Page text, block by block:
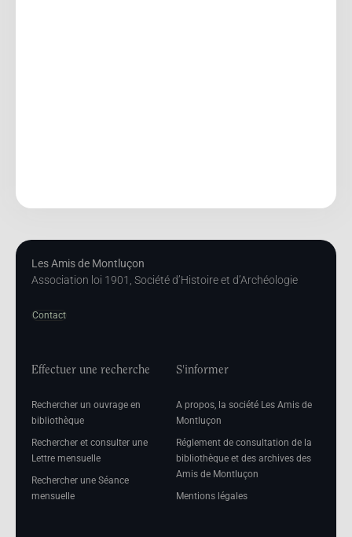
Les Amis de Montluçon
Association loi 1901, Société d’Histoire et d’Archéologie
Contact
Effectuer une recherche
Rechercher un ouvrage en
bibliothèque
Rechercher et consulter une
Lettre mensuelle
Rechercher une Séance
mensuelle
S'informer
A propos, la société Les Amis de
Montluçon
Réglement de consultation de la
bibliothèque et des archives des
Amis de Montluçon
Mentions légales